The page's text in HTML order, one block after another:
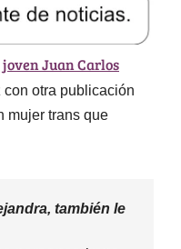
Juan Carlos
otra publicación
mujer trans que
también le